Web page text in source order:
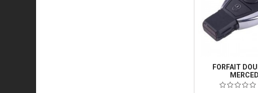
FORFAIT